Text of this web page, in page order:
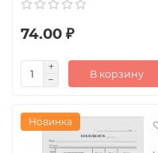
74.00 ₽
В корзину
Новинка